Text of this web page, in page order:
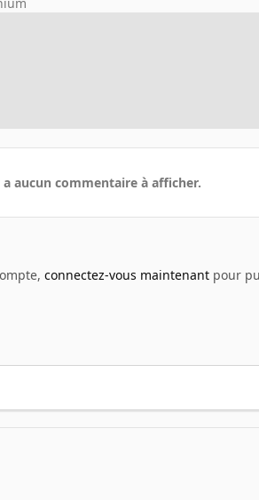
a aucun commentaire à afficher.
connectez-vous maintenantpour